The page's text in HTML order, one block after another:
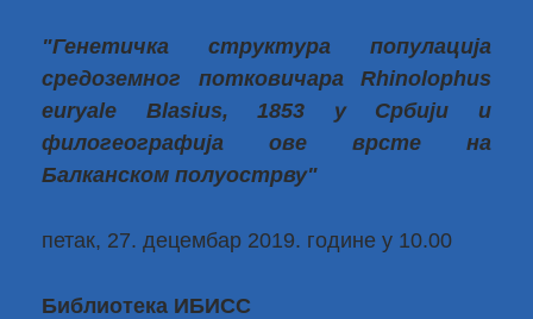
"Генетичка структура популација
средоземног потковичара Rhinolophus
euryale Blasius, 1853 у Србији и
филогеографија ове врсте на
Балканском полуострву"
петак, 27. децембар 2019. године у 10.00
Библиотека ИБИСС